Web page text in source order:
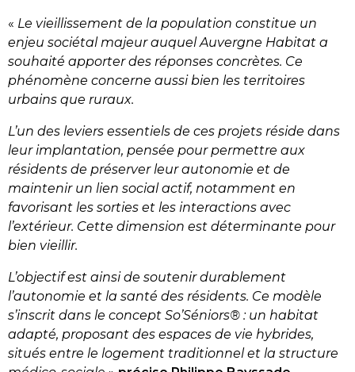
« Le vieillissement de la population constitue un
enjeu sociétal majeur auquel Auvergne Habitat a
souhaité apporter des réponses concrètes. Ce
phénomène concerne aussi bien les territoires
urbains que ruraux.
L’un des leviers essentiels de ces projets réside dans
leur implantation, pensée pour permettre aux
résidents de préserver leur autonomie et de
maintenir un lien social actif, notamment en
favorisant les sorties et les interactions avec
l’extérieur. Cette dimension est déterminante pour
bien vieillir.
L’objectif est ainsi de soutenir durablement
l’autonomie et la santé des résidents. Ce modèle
s’inscrit dans le concept So’Séniors® : un habitat
adapté, proposant des espaces de vie hybrides,
situés entre le logement traditionnel et la structure